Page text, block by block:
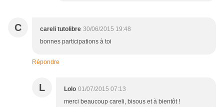
C careli tutolibre 30/06/2015 19:48
bonnes participations à toi
Répondre
L Lolo 01/07/2015 07:13
merci beaucoup careli, bisous et à bientôt !